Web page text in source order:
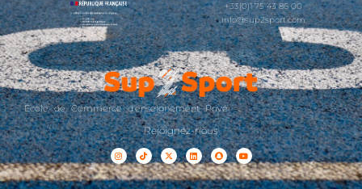
+33(0)1 75 43 86 00
info@sup2sport.com
École de Commerce d'enseignement Privé
Rejoignez-nous